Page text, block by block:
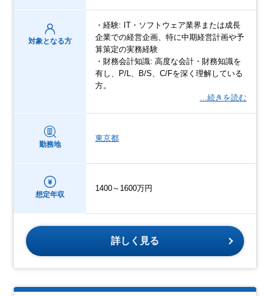
対象となる方
・経験: IT・ソフトウェア業界または成長
企業での経営企画、特に中期経営計画や予
算策定の実務経験
・財務会計知識: 高度な会計・財務知識を
有し、P/L、B/S、C/Fを深く理解している
方。
…続きを読む
勤務地
東京都
想定年収
1400～1600万円
詳しく見る